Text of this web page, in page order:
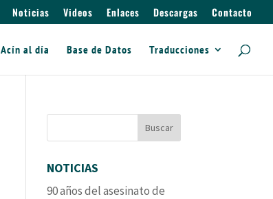
Noticias Videos Enlaces Descargas Contacto
Acín al día Base de Datos Traducciones
NOTICIAS
90 años del asesinato de